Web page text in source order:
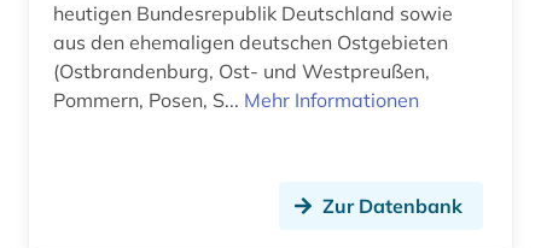
apartheid (3)
apologetik (1)
heutigen Bundesrepublik Deutschland sowie
aus den ehemaligen deutschen Ostgebieten
(Ostbrandenburg, Ost- und Westpreußen,
Pommern, Posen, S... Mehr Informationen
Zur Datenbank